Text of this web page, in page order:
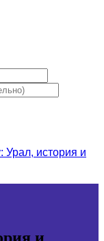
Урал, история и